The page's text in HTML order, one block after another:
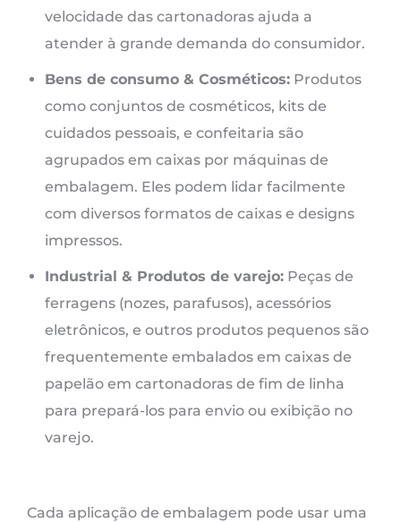
velocidade das cartonadoras ajuda a
atender à grande demanda do consumidor.
Bens de consumo & Cosméticos: Produtos
como conjuntos de cosméticos, kits de
cuidados pessoais, e confeitaria são
agrupados em caixas por máquinas de
embalagem. Eles podem lidar facilmente
com diversos formatos de caixas e designs
impressos.
Industrial & Produtos de varejo: Peças de
ferragens (nozes, parafusos), acessórios
eletrônicos, e outros produtos pequenos são
frequentemente embalados em caixas de
papelão em cartonadoras de fim de linha
para prepará-los para envio ou exibição no
varejo.
Cada aplicação de embalagem pode usar uma